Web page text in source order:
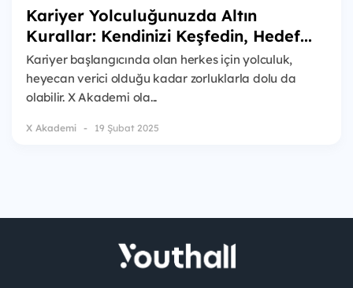
Kariyer Yolculuğunuzda Altın
Kurallar: Kendinizi Keşfedin, Hedef...
Kariyer başlangıcında olan herkes için yolculuk,
heyecan verici olduğu kadar zorluklarla dolu da
olabilir. X Akademi ola...
X Akademi 19 Şubat 2025